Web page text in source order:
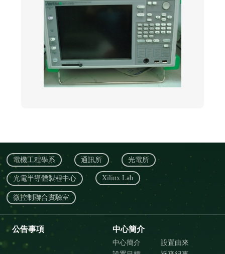
電機工程學系 通訊所 光電所
光電半導體製程中心 Xilinx Lab
微控制聯合實驗室
公告事項 中心簡介
中心簡介
設置由來